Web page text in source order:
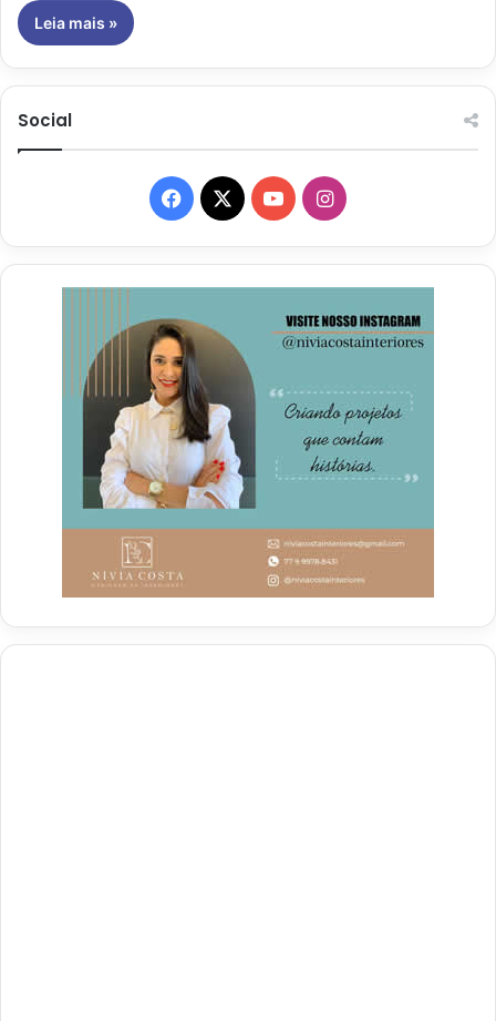
Leia mais »
Social
Facebook
X YouTubeInstagram